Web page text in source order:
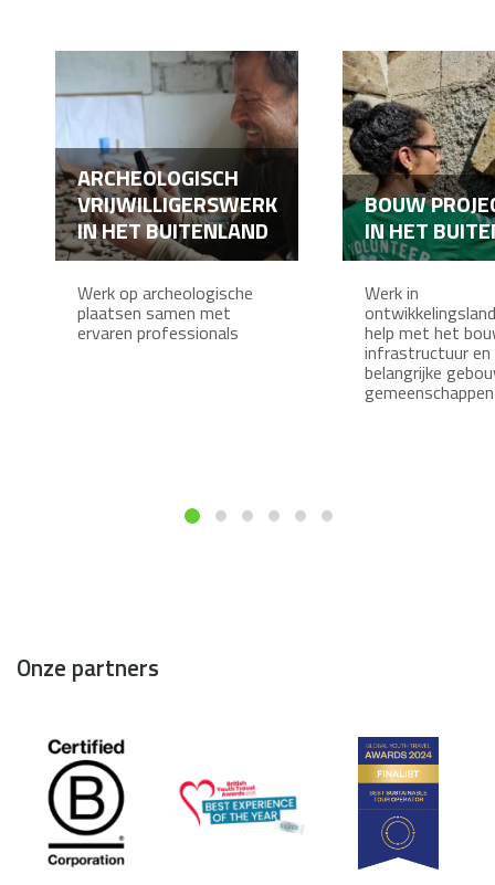
ARCHEOLOGISCH
VRIJWILLIGERSWERK
IN HET BUITENLAND
Werk op archeologische
plaatsen samen met
ervaren professionals
BOUW
IN HET
Werk in
help met het
infrastructuur en
belangrijke
gemeenschappen
Onze partners